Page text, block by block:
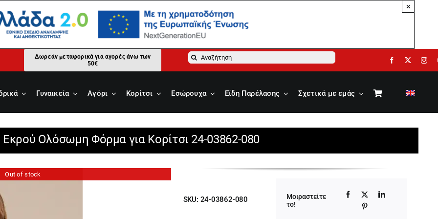
×
Δωρεάν μεταφορικά για αγορές άνω των
50€
Αναζήτηση
Γυναικεία Αγόρι Κορίτσι Εσώρουχα Είδη Παρέλασης Σχετικά με εμάς
Εκρού Ολόσωμη Φόρμα για Κορίτσι 24-03862-080
Out of stock
SKU: 24-03862-080
Μοιραστείτε
το!